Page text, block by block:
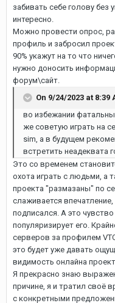
забивать себе голову без
интересно.
Можно провести опрос,
профиль и забросил
90% укажут на то что
нужно доносить
форум\сайт.
On 9/24/2023 at 8:39
во избежании
же советую играть на
sim, а в будущем
встретить неадеквата
Это со временем
охота играть с людьми, а
проекта "размазаны" по
слаживается
подписался. А это
популяризирует его.
серверов за профилем
это будет уже давать
видимость онлайна
Я прекрасно знаю
причине, я и тратил своё
с конкретными